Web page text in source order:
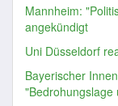
Mannheim:
angekündigt
Uni Düsseldorf
Bayerischer